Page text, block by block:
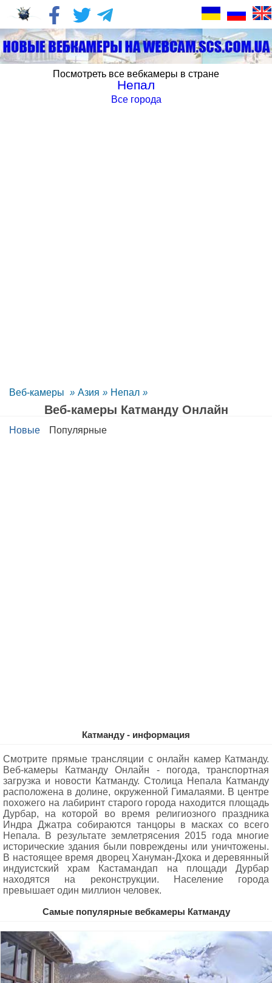
Посмотреть все вебкамеры в стране
Непал
Все города
Веб-камеры » Азия » Непал »
Веб-камеры Катманду Oнлайн
Новые Популярные
Катманду - информация
Смотрите прямые трансляции с онлайн камер Катманду.
Веб-камеры Катманду Oнлайн - погода, транспортная
загрузка и новости Катманду. Столица Непала Катманду
расположена в долине, окруженной Гималаями. В центре
похожего на лабиринт старого города находится площадь
Дурбар, на которой во время религиозного праздника
Индра Джатра собираются танцоры в масках со всего
Непала. В результате землетрясения 2015 года многие
исторические здания были повреждены или уничтожены.
В настоящее время дворец Хануман-Дхока и деревянный
индуистский храм Кастамандап на площади Дурбар
находятся на реконструкции. Население города
превышает один миллион человек.
Самые популярные вебкамеры Катманду